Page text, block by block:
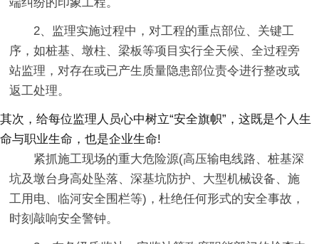
2、监理实施过程中，对工程的重点部位、关键工
序，如桩基、墩柱、梁板等项目实行全天候、全过程旁
站监理，对存在或已产生质量隐患部位责令进行整改或
返工处理。
其次，给每位监理人员心中树立“安全旗帜”，这既是个人生
命与职业生命，也是企业生命!
紧抓施工现场的重大危险源(高压输电线路、桩基深
坑及墩台身高处坠落、深基坑防护、大型机械设备、施
工用电、临河安全围栏等)，杜绝任何形式的安全事故，
时刻敲响安全警钟。